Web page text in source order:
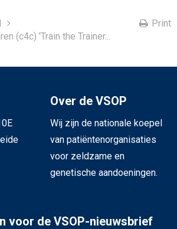
(c4c) 'Train the Trainer...
Print
Over de VSOP
Wij zijn de nationale koepel
van patiëntenorganisaties
voor zeldzame en
genetische aandoeningen.
voor de VSOP-nieuwsbrief